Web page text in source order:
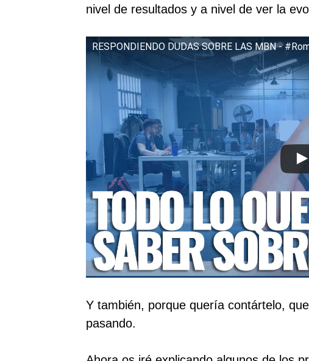
nivel de resultados y a nivel de ver la
RESPONDIENDO DUDAS SOBRE LAS MBN -
Y también, porque quería contártelo,
pasando.